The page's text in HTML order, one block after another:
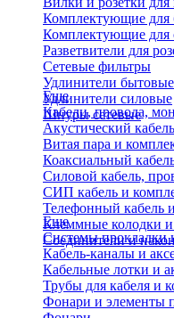
Комплектующие для
Комплектующие для
Разветвители для
Сетевые фильтры
Удлинители бытовые
Удлинители силовые
Шнуры сетевые
Еще
Кабели, провода,
Акустический кабель
Витая пара и
Коаксиальный
Силовой кабель,
СИП кабель и
Телефонный кабель
Клеммные колодки
Соединители и
Еще
Системы прокладки
Кабель-каналы и
Кабельные лотки и
Трубы для кабеля и
Фонари и элементы